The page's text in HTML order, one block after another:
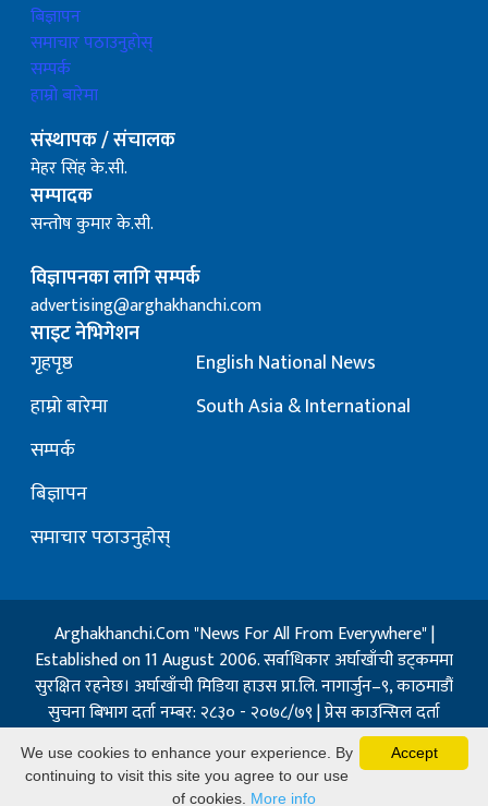
बिज्ञापन
समाचार पठाउनुहोस्
सम्पर्क
हाम्रो बारेमा
संस्थापक / संचालक
मेहर सिंह के.सी.
सम्पादक
सन्तोष कुमार के.सी.
विज्ञापनका लागि सम्पर्क
advertising@arghakhanchi.com
साइट नेभिगेशन
गृहपृष्ठ
हाम्रो बारेमा
सम्पर्क
बिज्ञापन
समाचार पठाउनुहोस्
English National News
South Asia & International
Arghakhanchi.Com "News For All From Everywhere" |
Established on 11 August 2006. सर्वाधिकार अर्घाखाँची डट्कममा
सुरक्षित रहनेछ। अर्घाखाँची मिडिया हाउस प्रा.लि. नागार्जुन–९, काठमाडौं
सुचना बिभाग दर्ता नम्बर: २८३० - २०७८/७९ | प्रेस काउन्सिल दर्ता
नम्बर: १३२ / २०७३-०४-२१ | जिप्रका सि- नम्बर: ७, दर्ता नम्बर
७-०६७-६८
Powered By:Best Nepal
Accept
We use cookies to enhance your experience. By
continuing to visit this site you agree to our use
of cookies. More info